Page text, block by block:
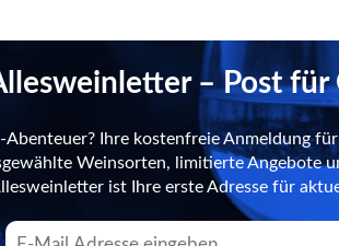
– Post für
Abenteuer? Ihre kostenfreie Anmeldung
Weinsorten, limitierte Angebote
ist Ihre erste Adresse für